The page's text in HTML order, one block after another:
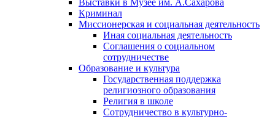
Выставки в Музее им. А.Сахарова
Криминал
Миссионерская и социальная деятельность
Иная социальная деятельность
Соглашения о социальном
сотрудничестве
Образование и культура
Государственная поддержка
религиозного образования
Религия в школе
Сотрудничество в культурно-